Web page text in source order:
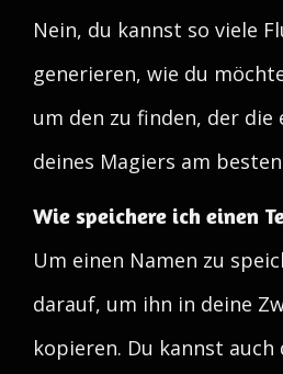
Nein, du kannst so viele
generieren, wie du
um den zu finden, der
deines Magiers am
Wie speichere ich einen
Um einen Namen zu
darauf, um ihn in deine
kopieren. Du kannst auch